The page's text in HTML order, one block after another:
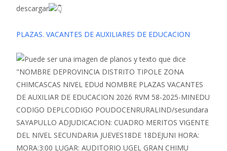
descargar
PLAZAS. VACANTES DE AUXILIARES DE EDUCACION